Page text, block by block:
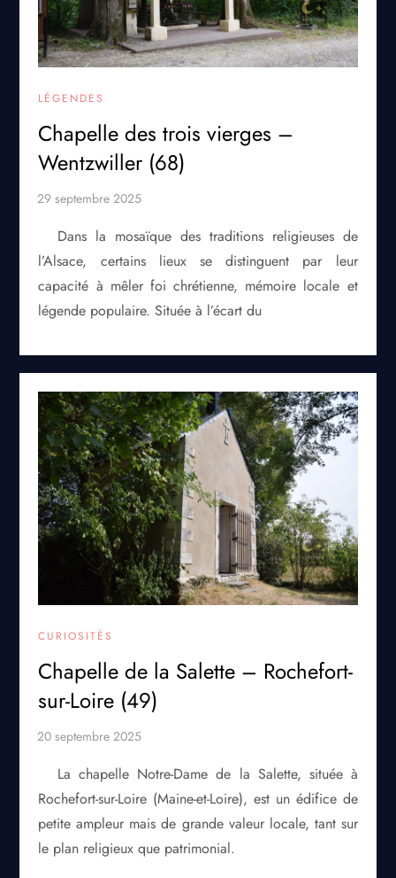
LÉGENDES
Chapelle des trois vierges –
Wentzwiller (68)
Dans la mosaïque des traditions religieuses de
l’Alsace, certains lieux se distinguent par leur
capacité à mêler foi chrétienne, mémoire locale et
légende populaire. Située à l’écart du
CURIOSITÉS
Chapelle de la Salette – Rochefort-
sur-Loire (49)
La chapelle Notre-Dame de la Salette, située à
Rochefort-sur-Loire (Maine-et-Loire), est un édifice de
petite ampleur mais de grande valeur locale, tant sur
le plan religieux que patrimonial.